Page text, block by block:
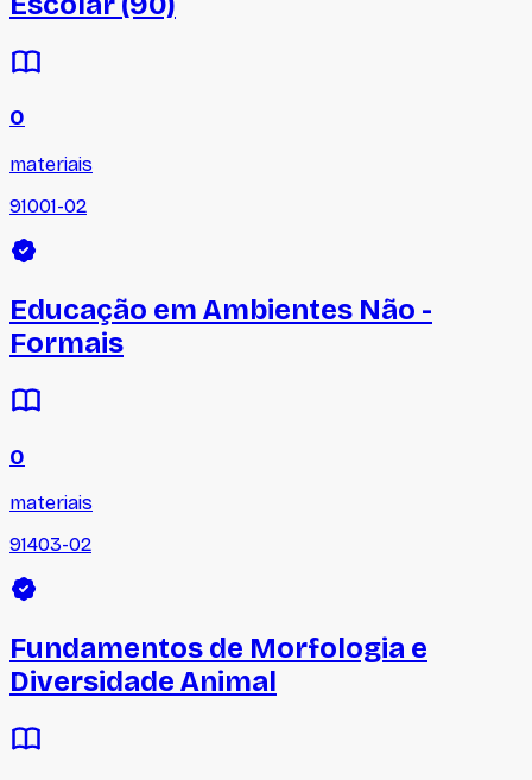
0
materiais
91001-02
Educação em Ambientes Não -
Formais
0
materiais
91403-02
Fundamentos de Morfologia e
Diversidade Animal